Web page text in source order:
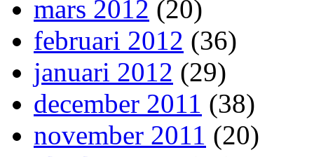
mars 2012 (20)
februari 2012 (36)
januari 2012 (29)
december 2011 (38)
november 2011 (20)